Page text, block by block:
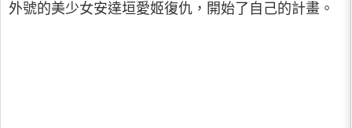
外號的美少女安達垣愛姬復仇，開始了自己的計畫。